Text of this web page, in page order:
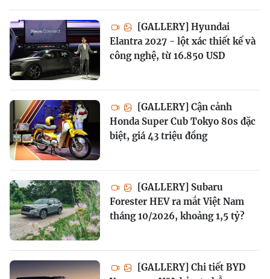
[GALLERY] Hyundai
Elantra 2027 - lột xác thiết kế và
công nghệ, từ 16.850 USD
[GALLERY] Cận cảnh
Honda Super Cub Tokyo 80s đặc
biệt, giá 43 triệu đồng
[GALLERY] Subaru
Forester HEV ra mắt Việt Nam
tháng 10/2026, khoảng 1,5 tỷ?
[GALLERY] Chi tiết BYD